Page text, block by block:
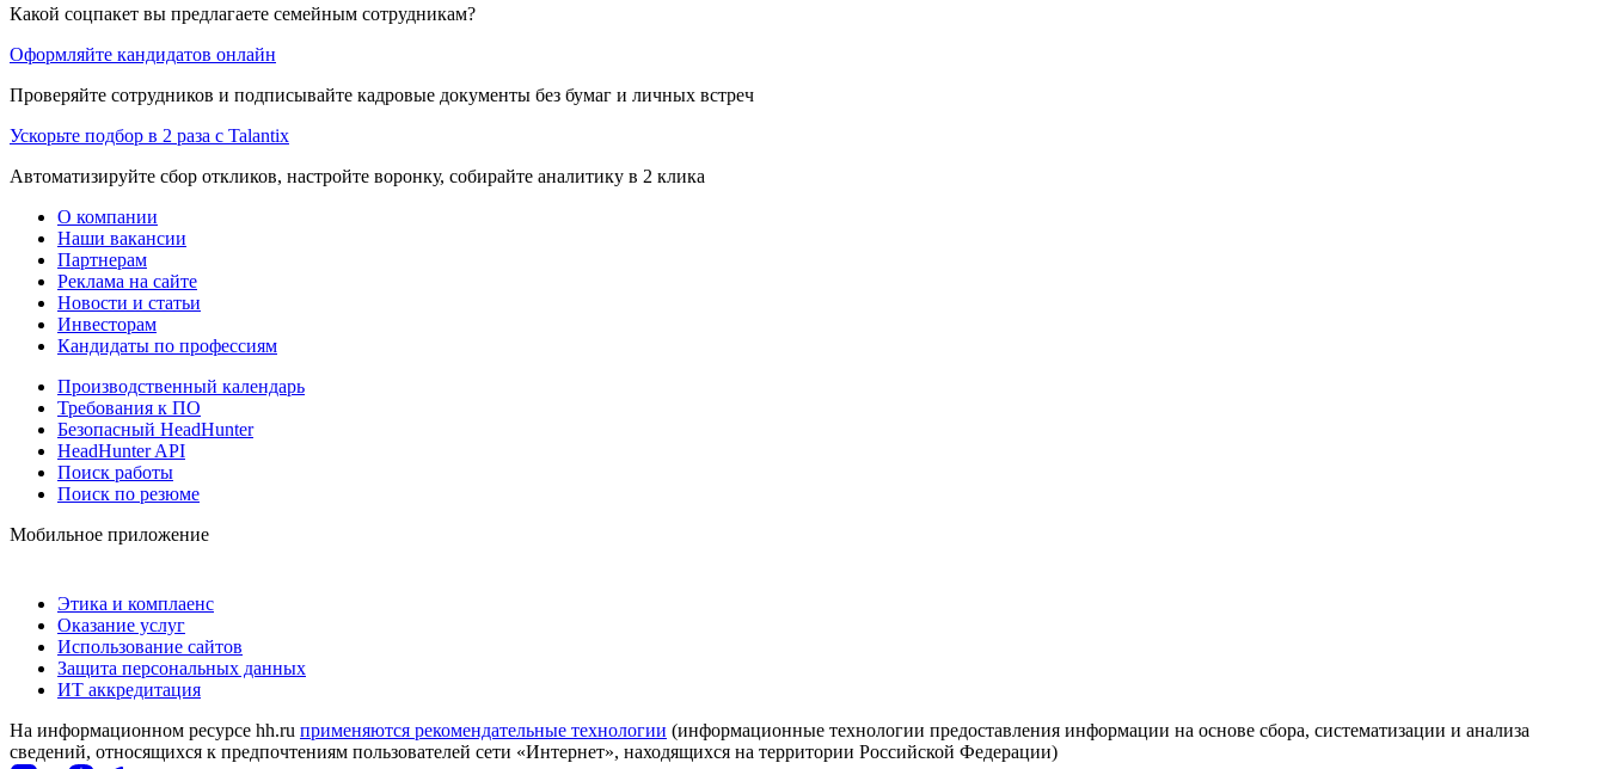
Какой соцпакет вы предлагаете семейным сотрудникам?
Оформляйте кандидатов онлайн
Проверяйте сотрудников и подписывайте кадровые документы без бумаг и личных встреч
Ускорьте подбор в 2 раза с Talantix
Автоматизируйте сбор откликов, настройте воронку, собирайте аналитику в 2 клика
О компании
Наши вакансии
Партнерам
Реклама на сайте
Новости и статьи
Инвесторам
Кандидаты по профессиям
Производственный календарь
Требования к ПО
Безопасный HeadHunter
HeadHunter API
Поиск работы
Поиск по резюме
Мобильное приложение
Этика и комплаенс
Оказание услуг
Использование сайтов
Защита персональных данных
ИТ аккредитация
На информационном ресурсе hh.ru применяются рекомендательные технологии (информационные технологии предоставления информации на основе сбора, систематизации и анализа
сведений, относящихся к предпочтениям пользователей сети «Интернет», находящихся на территории Российской Федерации)